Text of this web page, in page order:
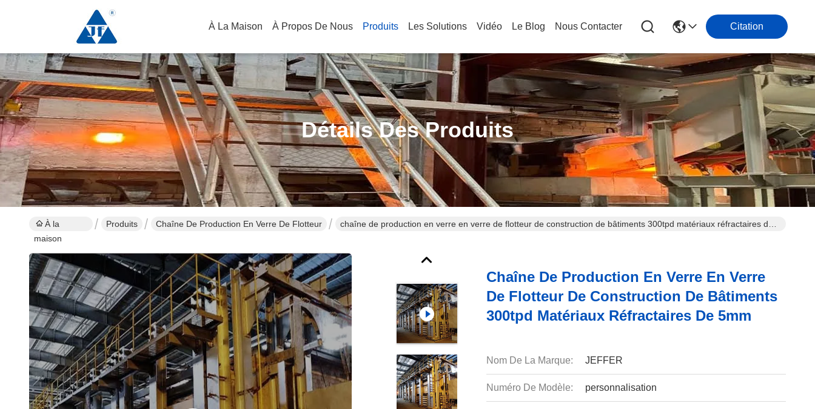
À La Maison À Propos De Nous Produits Les Solutions Vidéo Le Blog Nous Contacter Citation
Détails Des Produits
À la
maison
Produits Chaîne De Production En Verre De Flotteur
chaîne de production en verre en verre de flotteur de construction de bâtiments 300tpd matériaux réfractaires de
Chaîne De Production En Verre En Verre
De Flotteur De Construction De Bâtiments
300tpd Matériaux Réfractaires De 5mm
Nom De La Marque: JEFFER
Numéro De Modèle: personnalisation